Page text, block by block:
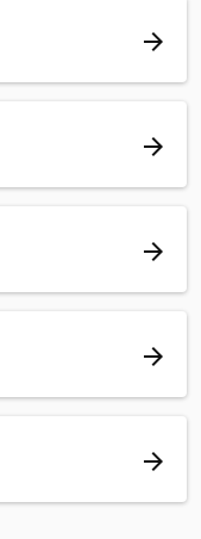
arrow_forward
arrow_forward
arrow_forward
arrow_forward
arrow_forward